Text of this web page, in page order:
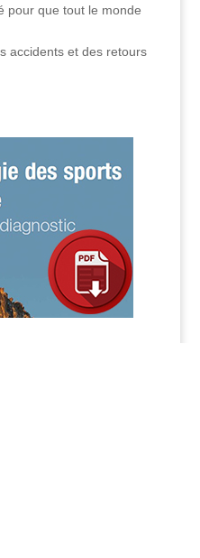
pour que tout le monde
accidents et des retours